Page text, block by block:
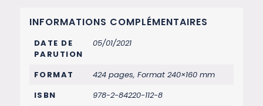
INFORMATIONS COMPLÉMENTAIRES
DATE DE
PARUTION
05/01/2021
FORMAT
424 pages, Format 240×160 mm
ISBN
978-2-84220-112-8